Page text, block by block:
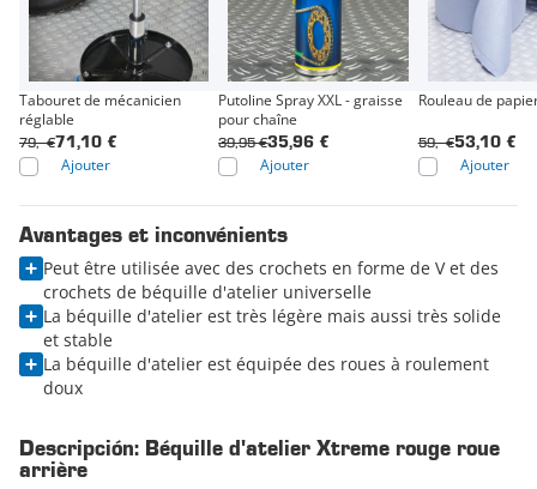
Tabouret de mécanicien
réglable
71,10 €
79,- €
Ajouter
Putoline Spray XXL - graisse
pour chaîne
35,96 €
39,95 €
Ajouter
Rouleau de
53,10 €
59,- €
Ajouter
Avantages et inconvénients
Peut être utilisée avec des crochets en forme de V et des
crochets de béquille d'atelier universelle
La béquille d'atelier est très légère mais aussi très solide
et stable
La béquille d'atelier est équipée des roues à roulement
doux
Descripción: Béquille d'atelier Xtreme rouge roue
arrière